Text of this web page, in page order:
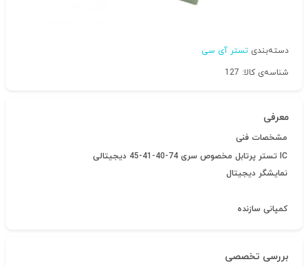
دسته‌بندی تستر آی سی
شناسه‌ی کالا: 127
معرفی
مشخصات فنی
IC تستر پرتابل مخصوص سری 74-40-41-45 دیجیتالی
نمایشگر دیجیتال
کمپانی سازنده
بررسی تخصصی